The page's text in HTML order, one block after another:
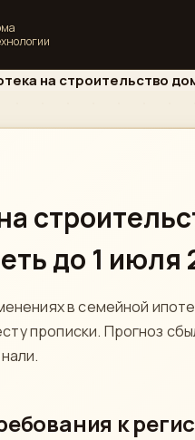
на строительство
до 1 июля
в семейной
прописки. Прогноз
к